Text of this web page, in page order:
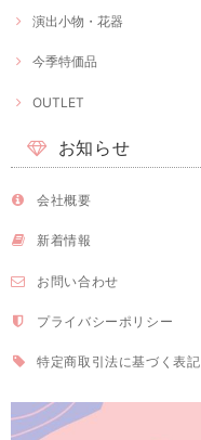
演出小物・花器
今季特価品
OUTLET
お知らせ
会社概要
新着情報
お問い合わせ
プライバシーポリシー
特定商取引法に基づく表記